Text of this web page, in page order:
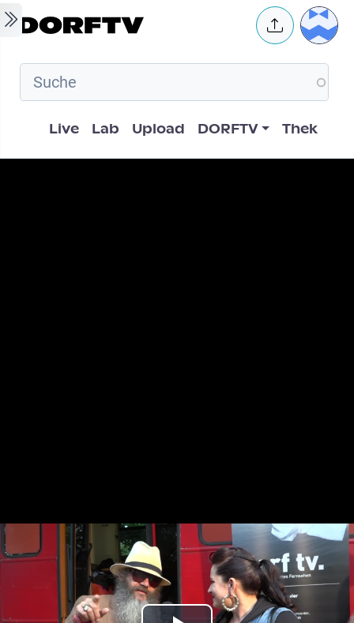
Skip to main content User
Hauptnavigation
Live Lab Upload DORFTV Thek